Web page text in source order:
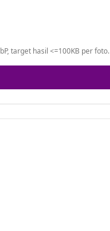
target hasil <=100KB per foto.